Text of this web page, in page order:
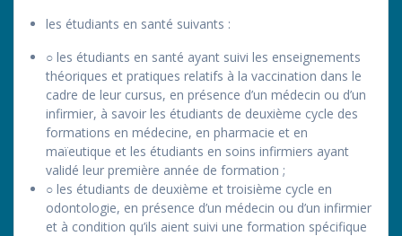
les étudiants en santé suivants :
○ les étudiants en santé ayant suivi les enseignements
théoriques et pratiques relatifs à la vaccination dans le
cadre de leur cursus, en présence d’un médecin ou d’un
infirmier, à savoir les étudiants de deuxième cycle des
formations en médecine, en pharmacie et en
maïeutique et les étudiants en soins infirmiers ayant
validé leur première année de formation ;
○ les étudiants de deuxième et troisième cycle en
odontologie, en présence d’un médecin ou d’un infirmier
et à condition qu’ils aient suivi une formation spécifique